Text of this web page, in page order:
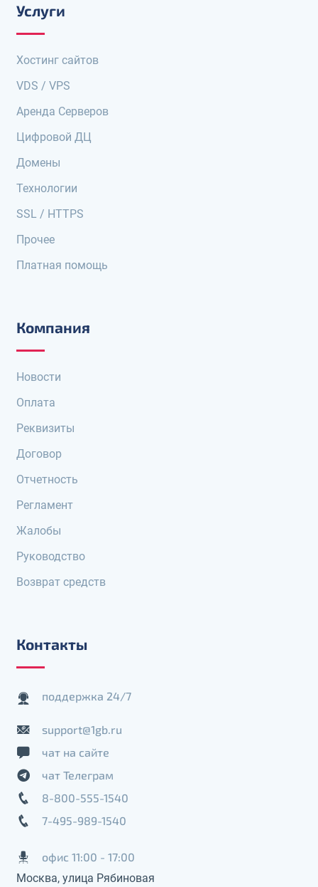
Услуги
Хостинг сайтов
VDS / VPS
Аренда Серверов
Цифровой ДЦ
Домены
Технологии
SSL / HTTPS
Прочее
Платная помощь
Компания
Новости
Оплата
Реквизиты
Договор
Отчетность
Регламент
Жалобы
Руководство
Возврат средств
Контакты
поддержка 24/7
support@1gb.ru
чат на сайте
чат Телеграм
8-800-555-1540
7-495-989-1540
офис 11:00 - 17:00
Москва, улица Рябиновая